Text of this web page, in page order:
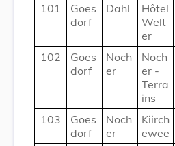
101
Goes
dorf
Dahl
Hôtel
Welt
er
102
Goes
dorf
Noch
er
Noch
er -
Terra
ins
103
Goes
dorf
Noch
er
Kiirch
ewee